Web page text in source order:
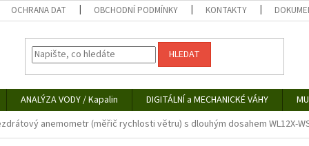
OCHRANA DAT OBCHODNÍ PODMÍNKY KONTAKTY
HLEDAT
ANALÝZA VODY / Kapalin DIGITÁLNÍ a MECHANICKÉ VÁHY
anemometr (měřič rychlosti větru) s dlouhým dosahem WL12X-